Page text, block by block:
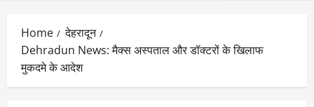
Home
देहरादून
Dehradun News: मैक्स अस्पताल और डॉक्टरों के खिलाफ
मुकदमे के आदेश